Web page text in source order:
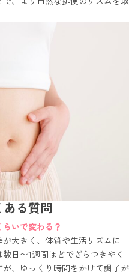
る質問
いで変わる？
大きく、体質や生活リズムに
日〜1週間ほどでざらつきやく
、ゆっくり時間をかけて調子が